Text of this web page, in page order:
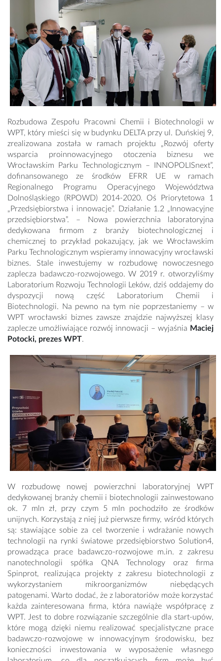
Rozbudowa Zespołu Pracowni Chemii i Biotechnologii w
WPT, który mieści się w budynku DELTA przy ul. Duńskiej 9,
zrealizowana została w ramach projektu „Rozwój oferty
wsparcia proinnowacyjnego otoczenia biznesu we
Wrocławskim Parku Technologicznym – INNOPOLISnext”,
dofinansowanego ze środków EFRR UE w ramach
Regionalnego Programu Operacyjnego Województwa
Dolnośląskiego (RPOWD) 2014-2020. Oś Priorytetowa 1
„Przedsiębiorstwa i innowacje”. Działanie 1.2 „Innowacyjne
przedsiębiorstwa”. – Nowa powierzchnia laboratoryjna
dedykowana firmom z branży biotechnologicznej i
chemicznej to przykład pokazujący, jak we Wrocławskim
Parku Technologicznym wspieramy innowacyjny wrocławski
biznes. Stale inwestujemy w rozbudowę nowoczesnego
zaplecza badawczo-rozwojowego. W 2019 r. otworzyliśmy
Laboratorium Rozwoju Technologii Leków, dziś oddajemy do
dyspozycji nową część Laboratorium Chemii i
Biotechnologii. Na pewno na tym nie poprzestaniemy – w
WPT wrocławski biznes zawsze znajdzie najwyższej klasy
zaplecze umożliwiające rozwój innowacji – wyjaśnia Maciej
Potocki, prezes WPT.
W rozbudowę nowej powierzchni laboratoryjnej WPT
dedykowanej branży chemii i biotechnologii zainwestowano
ok. 7 mln zł, przy czym 5 mln pochodziło ze środków
unijnych. Korzystają z niej już pierwsze firmy, wśród których
są: stawiające sobie za cel tworzenie i wdrażanie nowych
technologii na rynki światowe przedsiębiorstwo Solution4,
prowadząca prace badawczo-rozwojowe m.in. z zakresu
nanotechnologii spółka QNA Technology oraz firma
Spinprot, realizująca projekty z zakresu biotechnologii z
wykorzystaniem mikroorganizmów niebędących
patogenami. Warto dodać, że z laboratoriów może korzystać
każda zainteresowana firma, która nawiąże współpracę z
WPT. Jest to dobre rozwiązanie szczególnie dla start-upów,
które mogą dzięki niemu realizować specjalistyczne prace
badawczo-rozwojowe w innowacyjnym środowisku, bez
konieczności inwestowania w wyposażenie własnego